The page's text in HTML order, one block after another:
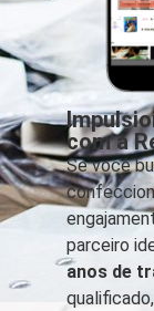
com a
Se você
parceiro
anos de